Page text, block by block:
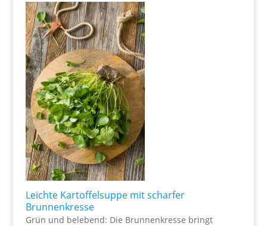
Leichte Kartoffelsuppe mit scharfer
Brunnenkresse
Grün und belebend: Die Brunnenkresse bringt